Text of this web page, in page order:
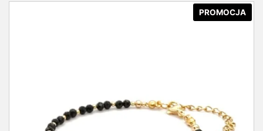
PROMOCJA